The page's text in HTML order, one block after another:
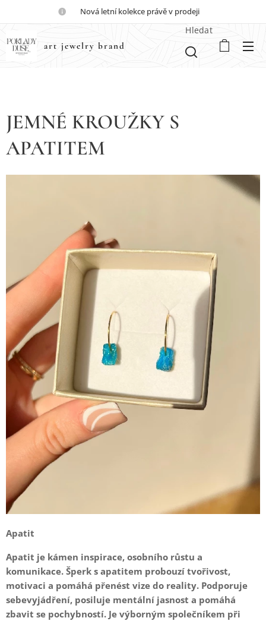
💎Nová letní kolekce právě v prodeji💎
art jewelry brand
Hledat
JEMNÉ KROUŽKY S
APATITEM
Apatit
Apatit je kámen inspirace, osobního růstu a
komunikace. Šperk s apatitem probouzí tvořivost,
motivaci a pomáhá přenést vize do reality. Podporuje
sebevyjádření, posiluje mentální jasnost a pomáhá
zbavit se pochybností. Je výborným společníkem při